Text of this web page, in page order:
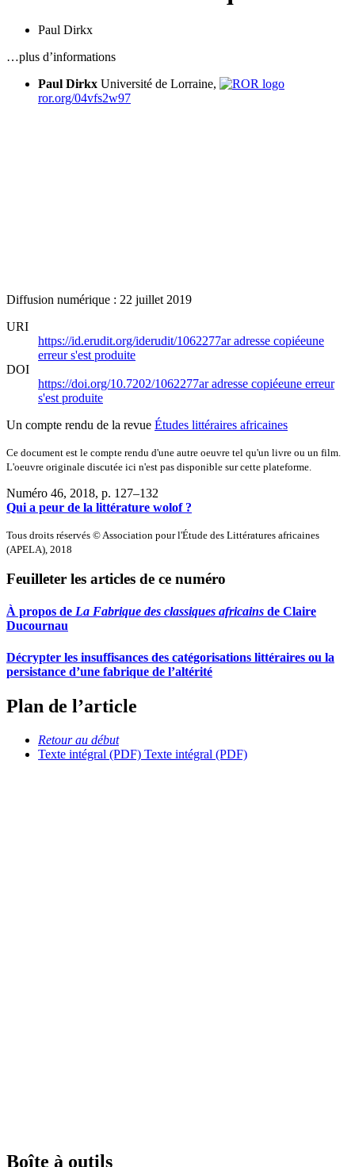
Paul Dirkx
…plus d’informations
Paul Dirkx Université de Lorraine,
ror.org/04vfs2w97
Diffusion numérique : 22 juillet 2019
URI
https://id.erudit.org/iderudit/1062277aradresse copiéeune
erreur s'est produite
DOI
https://doi.org/10.7202/1062277aradresse copiéeune erreur
s'est produite
Un compte rendu de la revue Études littéraires africaines
Ce document est le compte rendu d'une autre oeuvre tel qu'un livre ou un film.
L'oeuvre originale discutée ici n'est pas disponible sur cette plateforme.
Numéro 46, 2018, p. 127–132
Qui a peur de la littérature wolof ?
Tous droits réservés © Association pour l'Étude des Littératures africaines
(APELA), 2018
Feuilleter les articles de ce numéro
À propos de La Fabrique des classiques africains de Claire
Ducournau
Décrypter les insuffisances des catégorisations littéraires ou la
persistance d’une fabrique de l’altérité
Plan de l’article
Retour au début
Texte intégral (PDF) Texte intégral (PDF)
Boîte à outils